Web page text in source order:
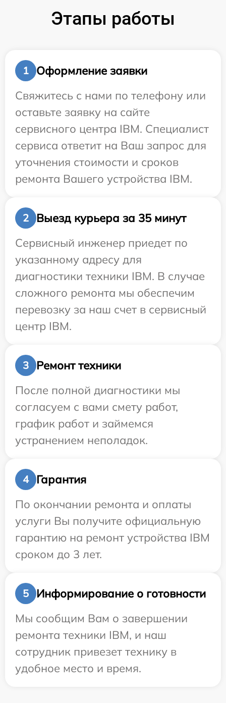
Этапы работы
1
Оформление заявки
Свяжитесь с нами по телефону или
оставьте заявку на сайте
сервисного центра IBM. Специалист
сервиса ответит на Ваш запрос для
уточнения стоимости и сроков
ремонта Вашего устройства IBM.
2
Выезд курьера за 35 минут
Сервисный инженер приедет по
указанному адресу для
диагностики техники IBM. В случае
сложного ремонта мы обеспечим
перевозку за наш счет в сервисный
центр IBM.
3
Ремонт техники
После полной диагностики мы
согласуем с вами смету работ,
график работ и займемся
устранением неполадок.
4
Гарантия
По окончании ремонта и оплаты
услуги Вы получите официальную
гарантию на ремонт устройства IBM
сроком до 3 лет.
5
Информирование о готовности
Мы сообщим Вам о завершении
ремонта техники IBM, и наш
сотрудник привезет технику в
удобное место и время.